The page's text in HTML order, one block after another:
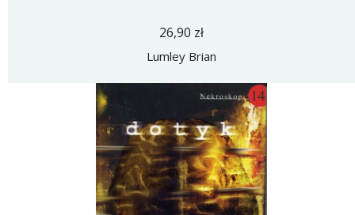
26,90 zł
Lumley Brian